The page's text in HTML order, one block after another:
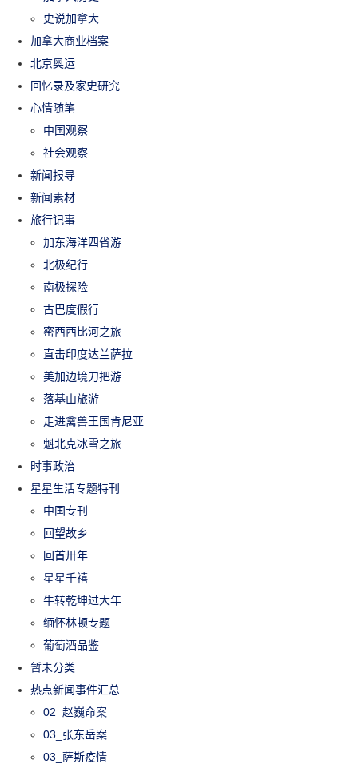
史说加拿大
加拿大商业档案
北京奥运
回忆录及家史研究
心情随笔
中国观察
社会观察
新闻报导
新闻素材
旅行记事
加东海洋四省游
北极纪行
南极探险
古巴度假行
密西西比河之旅
直击印度达兰萨拉
美加边境刀把游
落基山旅游
走进禽兽王国肯尼亚
魁北克冰雪之旅
时事政治
星星生活专题特刊
中国专刊
回望故乡
回首卅年
星星千禧
牛转乾坤过大年
缅怀林顿专题
葡萄酒品鉴
暂未分类
热点新闻事件汇总
02_赵巍命案
03_张东岳案
03_萨斯疫情